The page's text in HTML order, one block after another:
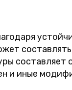
составляет
и иные